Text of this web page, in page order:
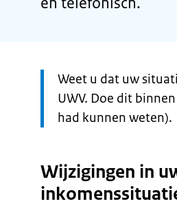
Let
op:
Weet u dat uw
UWV. Doe dit
had kunnen weten).
Wijzigingen in